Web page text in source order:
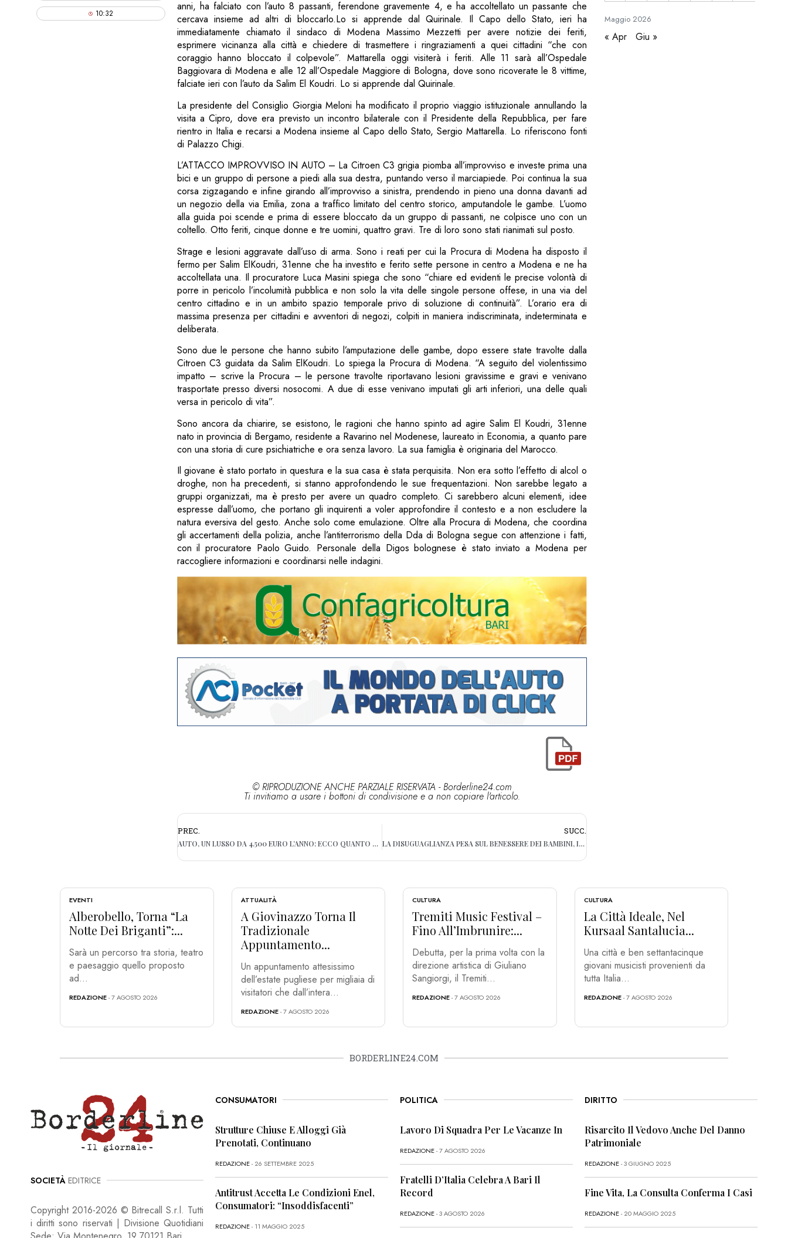
10:32
anni, ha falciato con l’auto 8 passanti, ferendone gravemente 4, e ha accoltellato un passante che
cercava insieme ad altri di bloccarlo.Lo si apprende dal Quirinale. Il Capo dello Stato, ieri ha
immediatamente chiamato il sindaco di Modena Massimo Mezzetti per avere notizie dei feriti,
esprimere vicinanza alla città e chiedere di trasmettere i ringraziamenti a quei cittadini “che con
coraggio hanno bloccato il colpevole”. Mattarella oggi visiterà i feriti. Alle 11 sarà all’Ospedale
Baggiovara di Modena e alle 12 all’Ospedale Maggiore di Bologna, dove sono ricoverate le 8 vittime,
falciate ieri con l’auto da Salim El Koudri. Lo si apprende dal Quirinale.
La presidente del Consiglio Giorgia Meloni ha modificato il proprio viaggio istituzionale annullando la
visita a Cipro, dove era previsto un incontro bilaterale con il Presidente della Repubblica, per fare
rientro in Italia e recarsi a Modena insieme al Capo dello Stato, Sergio Mattarella. Lo riferiscono fonti
di Palazzo Chigi.
L’ATTACCO IMPROVVISO IN AUTO – La Citroen C3 grigia piomba all’improvviso e investe prima una
bici e un gruppo di persone a piedi alla sua destra, puntando verso il marciapiede. Poi continua la sua
corsa zigzagando e infine girando all’improvviso a sinistra, prendendo in pieno una donna davanti ad
un negozio della via Emilia, zona a traffico limitato del centro storico, amputandole le gambe. L’uomo
alla guida poi scende e prima di essere bloccato da un gruppo di passanti, ne colpisce uno con un
coltello. Otto feriti, cinque donne e tre uomini, quattro gravi. Tre di loro sono stati rianimati sul posto.
Strage e lesioni aggravate dall’uso di arma. Sono i reati per cui la Procura di Modena ha disposto il
fermo per Salim ElKoudri, 31enne che ha investito e ferito sette persone in centro a Modena e ne ha
accoltellata una. Il procuratore Luca Masini spiega che sono “chiare ed evidenti le precise volontà di
porre in pericolo l’incolumità pubblica e non solo la vita delle singole persone offese, in una via del
centro cittadino e in un ambito spazio temporale privo di soluzione di continuità”. L’orario era di
massima presenza per cittadini e avventori di negozi, colpiti in maniera indiscriminata, indeterminata e
deliberata.
Sono due le persone che hanno subito l’amputazione delle gambe, dopo essere state travolte dalla
Citroen C3 guidata da Salim ElKoudri. Lo spiega la Procura di Modena. “A seguito del violentissimo
impatto – scrive la Procura – le persone travolte riportavano lesioni gravissime e gravi e venivano
trasportate presso diversi nosocomi. A due di esse venivano imputati gli arti inferiori, una delle quali
versa in pericolo di vita”.
Sono ancora da chiarire, se esistono, le ragioni che hanno spinto ad agire Salim El Koudri, 31enne
nato in provincia di Bergamo, residente a Ravarino nel Modenese, laureato in Economia, a quanto pare
con una storia di cure psichiatriche e ora senza lavoro. La sua famiglia è originaria del Marocco.
Il giovane è stato portato in questura e la sua casa è stata perquisita. Non era sotto l’effetto di alcol o
droghe, non ha precedenti, si stanno approfondendo le sue frequentazioni. Non sarebbe legato a
gruppi organizzati, ma è presto per avere un quadro completo. Ci sarebbero alcuni elementi, idee
espresse dall’uomo, che portano gli inquirenti a voler approfondire il contesto e a non escludere la
natura eversiva del gesto. Anche solo come emulazione. Oltre alla Procura di Modena, che coordina
gli accertamenti della polizia, anche l’antiterrorismo della Dda di Bologna segue con attenzione i fatti,
con il procuratore Paolo Guido. Personale della Digos bolognese è stato inviato a Modena per
raccogliere informazioni e coordinarsi nelle indagini.
© RIPRODUZIONE ANCHE PARZIALE RISERVATA - Borderline24.com
Ti invitiamo a usare i bottoni di condivisione e a non copiare l'articolo.
PREC.
AUTO, UN LUSSO DA 4.500 EURO L’ANNO: ECCO QUANTO COSTA MANTENERLA
SUCC.
LA DISUGUAGLIANZA PESA SUL BENESSERE DEI BAMBINI, ITALIA AL 30ESIMO POSTO PER POVERTÀ MINORILE
Maggio2026
« Apr Giu »
EVENTI
Alberobello, Torna “La
Notte Dei Briganti”:...
Sarà un percorso tra storia, teatro
e paesaggio quello proposto
ad...
REDAZIONE- 7 AGOSTO 2026
ATTUALITÀ
A Giovinazzo Torna Il
Tradizionale
Appuntamento...
Un appuntamento attesissimo
dell’estate pugliese per migliaia di
visitatori che dall’intera...
REDAZIONE- 7 AGOSTO 2026
CULTURA
Tremiti Music Festival –
Fino All’Imbrunire:...
Debutta, per la prima volta con la
direzione artistica di Giuliano
Sangiorgi, il Tremiti...
REDAZIONE- 7 AGOSTO 2026
CULTURA
La Città Ideale, Nel
Kursaal Santalucia...
Una città e ben settantacinque
giovani musicisti provenienti da
tutta Italia...
REDAZIONE- 7 AGOSTO 2026
BORDERLINE24.COM
SOCIETÀ EDITRICE
Copyright 2016-2026 © Bitrecall S.r.l. Tutti
i diritti sono riservati | Divisione Quotidiani
CONSUMATORI
Strutture Chiuse E Alloggi Già
Prenotati, Continuano
REDAZIONE- 26 SETTEMBRE 2025
Antitrust Accetta Le Condizioni Enel,
Consumatori: “Insoddisfacenti”
REDAZIONE- 11 MAGGIO 2025
POLITICA
Lavoro Di Squadra Per Le Vacanze In
REDAZIONE- 7 AGOSTO 2026
Fratelli D’Italia Celebra A Bari Il
Record
REDAZIONE- 3 AGOSTO 2026
DIRITTO
Risarcito Il Vedovo Anche Del Danno
Patrimoniale
REDAZIONE- 3 GIUGNO 2025
Fine Vita, La Consulta Conferma I Casi
REDAZIONE- 20 MAGGIO 2025